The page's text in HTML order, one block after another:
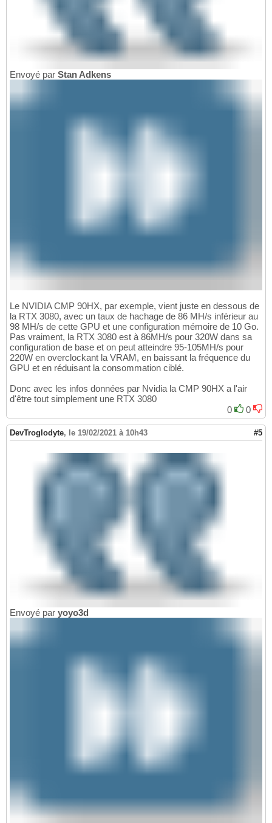
Envoyé par Stan Adkens
Le NVIDIA CMP 90HX, par exemple, vient juste en dessous de
la RTX 3080, avec un taux de hachage de 86 MH/s inférieur au
98 MH/s de cette GPU et une configuration mémoire de 10 Go.
Pas vraiment, la RTX 3080 est à 86MH/s pour 320W dans sa
configuration de base et on peut atteindre 95-105MH/s pour
220W en overclockant la VRAM, en baissant la fréquence du
GPU et en réduisant la consommation ciblé.
Donc avec les infos données par Nvidia la CMP 90HX a l'air
d'être tout simplement une RTX 3080
0
0
DevTroglodyte, le 19/02/2021 à 10h43 #5
Envoyé par yoyo3d